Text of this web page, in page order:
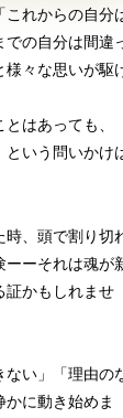
これからの自分
での自分は間違
様々な思いが駆
はあっても、
という問いかけ
時、頭で割り切
ーーそれは魂が
証かもしれませ
ない」「理由の
かに動き始めま